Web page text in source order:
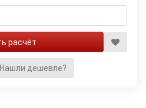
Нашли дешевле?